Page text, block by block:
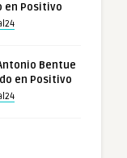
en Positivo
Bentue
en Positivo